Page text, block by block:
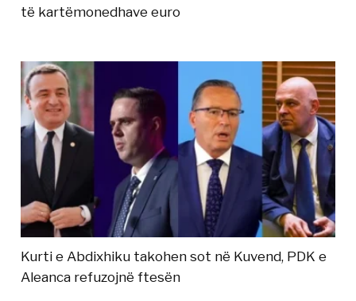
të kartëmonedhave euro
Kurti e Abdixhiku takohen sot në Kuvend, PDK e
Aleanca refuzojnë ftesën